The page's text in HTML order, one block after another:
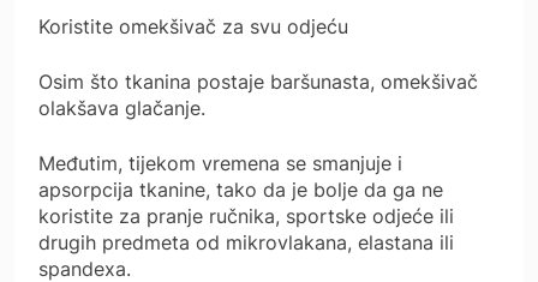
Koristite omekšivač za svu odjeću
Osim što tkanina postaje baršunasta, omekšivač
olakšava glačanje.
Međutim, tijekom vremena se smanjuje i
apsorpcija tkanine, tako da je bolje da ga ne
koristite za pranje ručnika, sportske odjeće ili
drugih predmeta od mikrovlakana, elastana ili
spandexa.